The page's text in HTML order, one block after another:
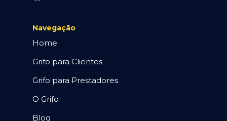
Navegação
Home
Grifo para Clientes
Grifo para Prestadores
O Grifo
Blog